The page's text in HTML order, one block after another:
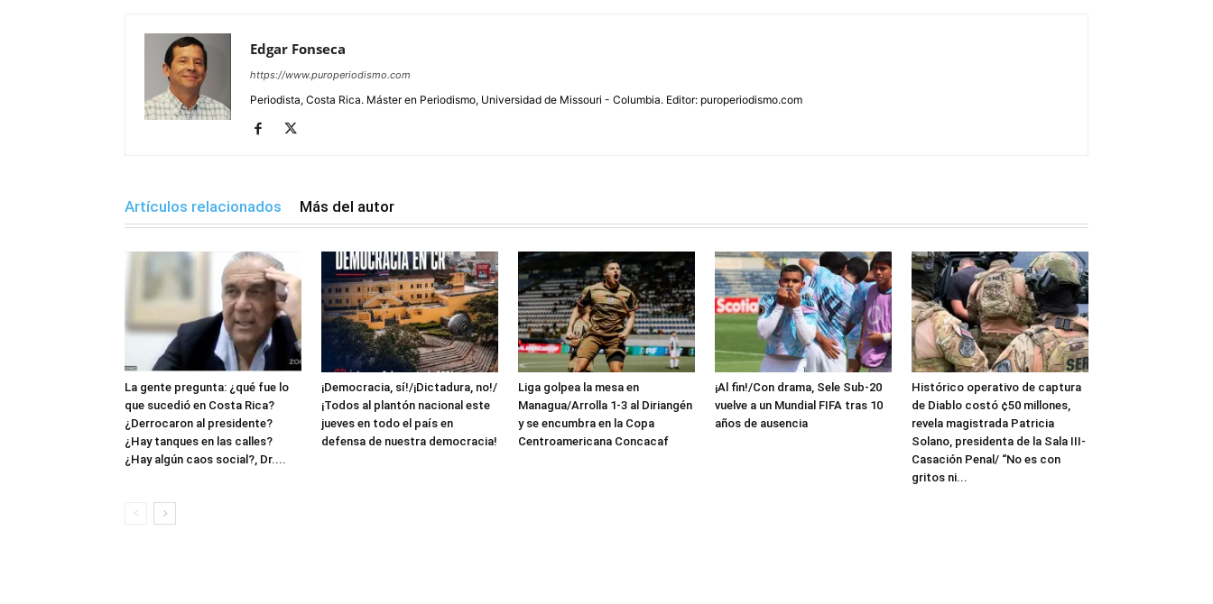
Edgar Fonseca
https://www.puroperiodismo.com
Periodista, Costa Rica. Máster en Periodismo, Universidad de Missouri - Columbia. Editor: puroperiodismo.com
Artículos relacionados Más del autor
La gente pregunta: ¿qué fue lo
que sucedió en Costa Rica?
¿Derrocaron al presidente?
¿Hay tanques en las calles?
¿Hay algún caos social?, Dr....
¡Democracia, sí!/¡Dictadura, no!/
¡Todos al plantón nacional este
jueves en todo el país en
defensa de nuestra democracia!
Liga golpea la mesa en
Managua/Arrolla 1-3 al Diriangén
y se encumbra en la Copa
Centroamericana Concacaf
¡Al fin!/Con drama, Sele Sub-20
vuelve a un Mundial FIFA tras 10
años de ausencia
Histórico operativo de captura
de Diablo costó ¢50 millones,
revela magistrada Patricia
Solano, presidenta de la Sala III-
Casación Penal/ “No es con
gritos ni...